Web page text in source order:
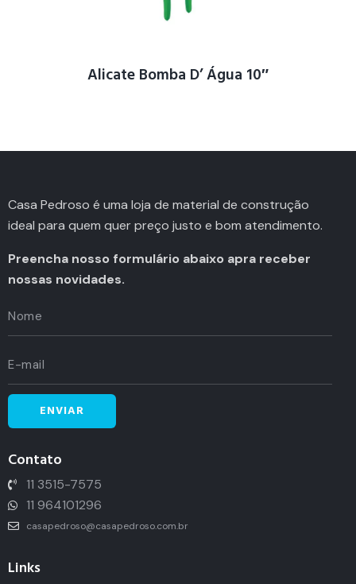
Alicate Bomba D’ Água 10″
Casa Pedroso é uma loja de material de construção
ideal para quem quer preço justo e bom atendimento.
Preencha nosso formulário abaixo apra receber
nossas novidades.
Contato
11 3515-7575
11 964101296
casapedroso@casapedroso.com.br
Links